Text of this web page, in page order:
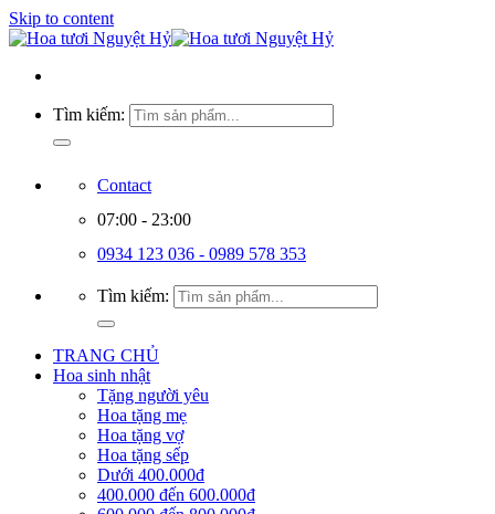
Skip to content
Tìm kiếm:
Contact
07:00 - 23:00
0934 123 036 - 0989 578 353
Tìm kiếm:
TRANG CHỦ
Hoa sinh nhật
Tặng người yêu
Hoa tặng mẹ
Hoa tặng vợ
Hoa tặng sếp
Dưới 400.000đ
400.000 đến 600.000đ